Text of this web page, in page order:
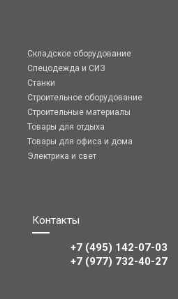
Складское оборудование
Спецодежда и СИЗ
Станки
Строительное оборудование
Строительные материалы
Товары для отдыха
Товары для офиса и дома
Электрика и свет
Контакты
+7 (495) 142-07-03
‎‎+7 (977) 732-40-27